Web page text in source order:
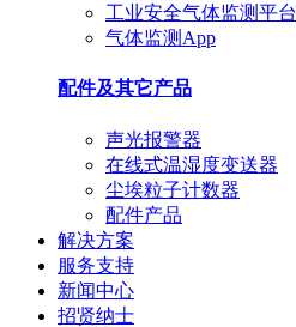
工业安全气体监测平台
气体监测App
配件及其它产品
声光报警器
在线式温湿度变送器
尘埃粒子计数器
配件产品
解决方案
服务支持
新闻中心
招贤纳士